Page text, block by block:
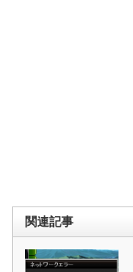
関連記事